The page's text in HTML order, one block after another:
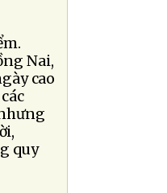
Nai,
cao
quy